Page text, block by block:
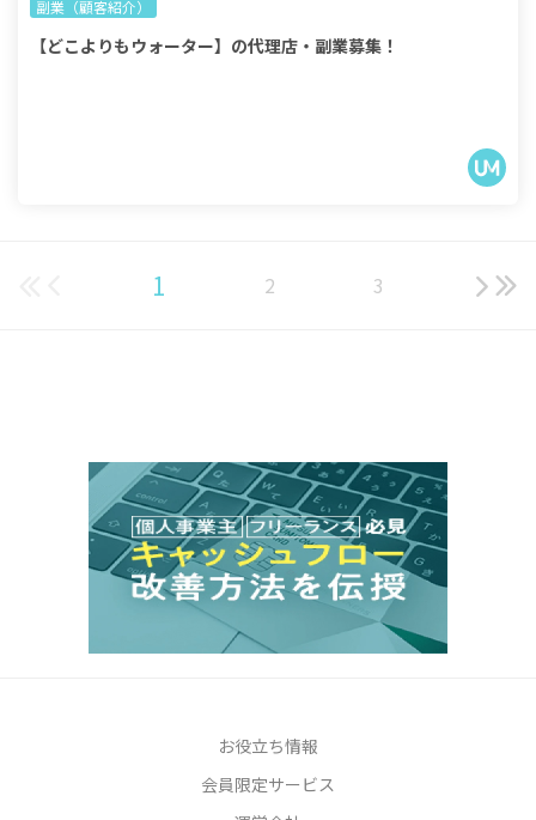
副業（顧客紹介）
【どこよりもウォーター】の代理店・副業募集！
1 2 3
お役立ち情報
会員限定サービス